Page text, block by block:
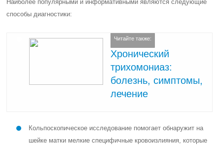
Наиболее популярными и информативными являются следующие
способы диагностики:
Читайте также:
Хронический
трихомониаз:
болезнь, симптомы,
лечение
Кольпоскопическое исследование помогает обнаружит на
шейке матки мелкие специфичные кровоизлияния, которые